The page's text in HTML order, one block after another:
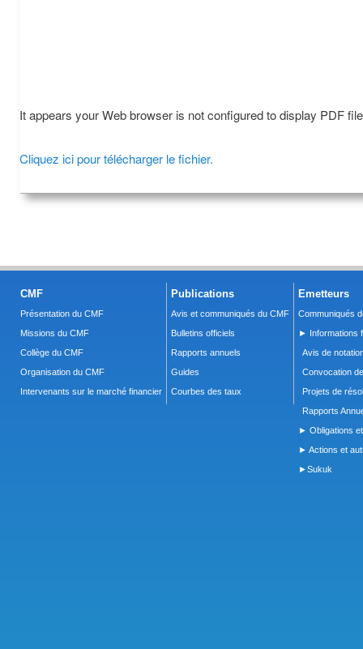
It appears your Web browser is not configured to display PDF
Cliquez ici pour télécharger le fichier.
CMF
Présentation du CMF
Missions du CMF
Collège du CMF
Organisation du CMF
Intervenants sur le marché financier
Publications
Avis et communiqués du CMF
Bulletins officiels
Rapports annuels
Guides
Courbes des taux
Emetteurs
Communiqués
► Informations
Avis de
Convocation
Projets de
Rapports
► Obligations
► Actions et
►Sukuk